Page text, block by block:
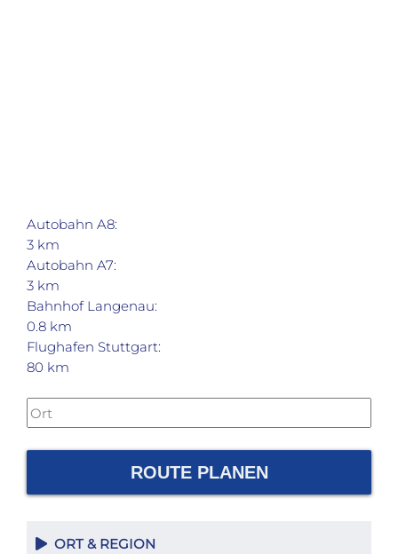
Autobahn A8:
3 km
Autobahn A7:
3 km
Bahnhof Langenau:
0.8 km
Flughafen Stuttgart:
80 km
ROUTE PLANEN
ORT & REGION